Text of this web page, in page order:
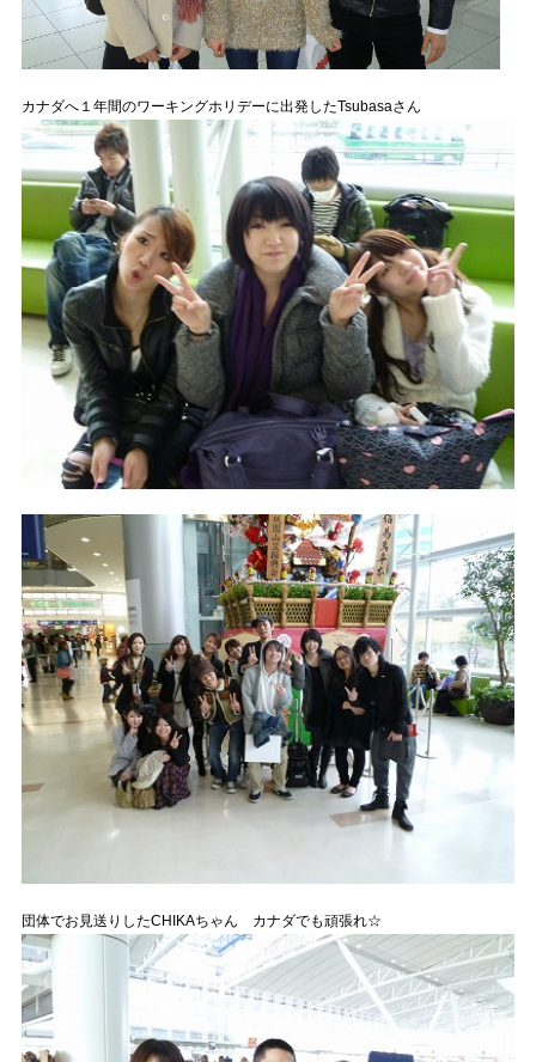
カナダへ１年間のワーキングホリデーに出発したTsubasaさん
団体でお見送りしたCHIKAちゃん カナダでも頑張れ☆